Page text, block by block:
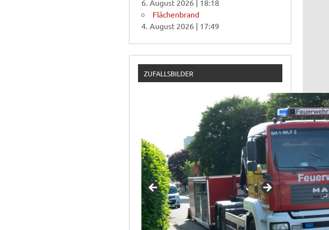
6. August 2026 | 18:18
Flächenbrand
4. August 2026 | 17:49
ZUFALLSBILDER